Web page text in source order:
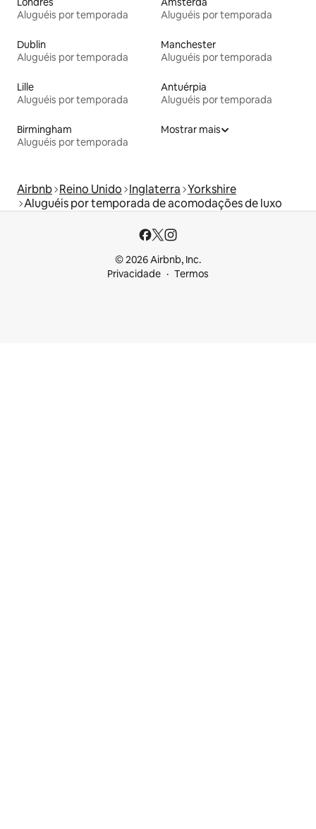
Aluguéis por temporada
Aluguéis por temporada
Dublin
Aluguéis por temporada
Manchester
Aluguéis por temporada
Lille
Aluguéis por temporada
Antuérpia
Aluguéis por temporada
Birmingham
Aluguéis por temporada
Mostrar mais
Airbnb Reino Unido Inglaterra Yorkshire
Aluguéis por temporada de acomodações de luxo
© 2026 Airbnb, Inc.
Privacidade
Termos